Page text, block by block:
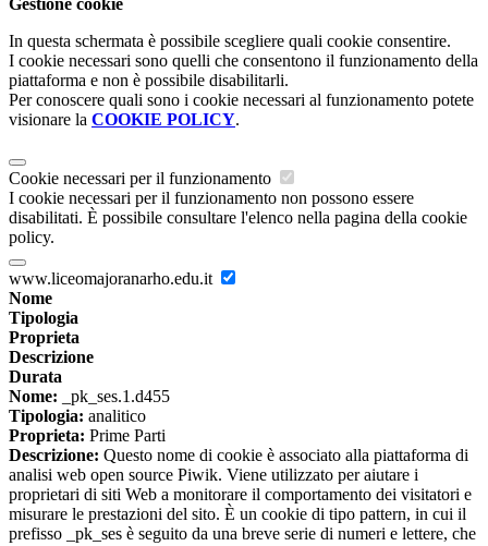
Gestione cookie
In questa schermata è possibile scegliere quali cookie consentire.
I cookie necessari sono quelli che consentono il funzionamento della
piattaforma e non è possibile disabilitarli.
Per conoscere quali sono i cookie necessari al funzionamento potete
visionare la COOKIE POLICY.
Cookie necessari per il funzionamento
I cookie necessari per il funzionamento non possono essere
disabilitati. È possibile consultare l'elenco nella pagina della cookie
policy.
www.liceomajoranarho.edu.it
Nome
Tipologia
Proprieta
Descrizione
Durata
Nome: _pk_ses.1.d455
Tipologia: analitico
Proprieta: Prime Parti
Descrizione: Questo nome di cookie è associato alla piattaforma di
analisi web open source Piwik. Viene utilizzato per aiutare i
proprietari di siti Web a monitorare il comportamento dei visitatori e
misurare le prestazioni del sito. È un cookie di tipo pattern, in cui il
prefisso _pk_ses è seguito da una breve serie di numeri e lettere, che